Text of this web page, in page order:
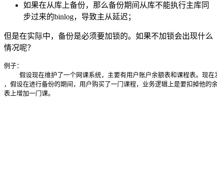
如果在从库上备份，那么备份期间从库不能执行主库同
步过来的binlog，导致主从延迟；
但是在实际中，备份是必须要加锁的。如果不加锁会出现什么
情况呢？
例子：
假设现在维护了一个网课系统，主要有用户账户余额表和课程表。现在
，假设在进行备份的期间，用户购买了一门课程，业务逻辑上是要扣掉他的